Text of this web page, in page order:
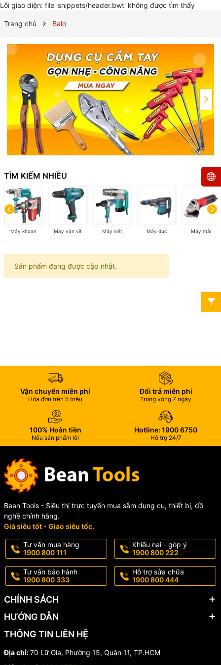
Lỗi giao diện: file 'snippets/header.bwt' không được tìm thấy
Trang chủ Balo
TÌM KIẾM NHIỀU
Máy khoan Máy vặn vít Máy siết Máy đục Máy mài
Sản phẩm đang được cập nhật.
Vận chuyển miễn phí
Hóa đơn trên 5 triệu
Đổi trả miễn phí
Trong vòng 7 ngày
100% Hoàn tiền
Nếu sản phẩm lỗi
Hotline: 1900 6750
Hỗ trợ 24/7
Bean Tools - Siêu thị trực tuyến mua sắm dụng cụ, thiết bị, đồ
nghề chính hãng.
Giá siêu tốt - Giao siêu tốc.
Tư vấn mua hàng
1900 800 111
Khiếu nại - góp ý
1900 800 222
Tư vấn bảo hành
1900 800 333
Hỗ trợ sửa chữa
1900 800 444
CHÍNH SÁCH
HƯỚNG DẪN
THÔNG TIN LIÊN HỆ
Địa chỉ:70 Lữ Gia, Phường 15, Quận 11, TP.HCM